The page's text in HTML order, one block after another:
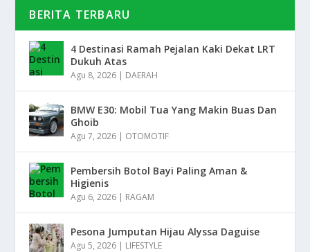
BERITA TERBARU
4 Destinasi Ramah Pejalan Kaki Dekat LRT
Dukuh Atas
Agu 8, 2026 | DAERAH
BMW E30: Mobil Tua Yang Makin Buas Dan
Ghoib
Agu 7, 2026 | OTOMOTIF
Pembersih Botol Bayi Paling Aman &
Higienis
Agu 6, 2026 | RAGAM
Pesona Jumputan Hijau Alyssa Daguise
Agu 5, 2026 | LIFESTYLE